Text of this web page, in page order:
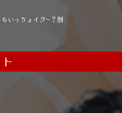
もいっちょイク〜？割